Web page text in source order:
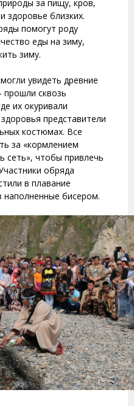
за пищу, кров,
здоровье близких.
помогут роду
еды на зиму,
зиму.
увидеть древние
прошли сквозь
их окуривали
представители
костюмах. Все
за «кормлением
сеть», чтобы привлечь
обряда
в плавание
наполненные бисером.